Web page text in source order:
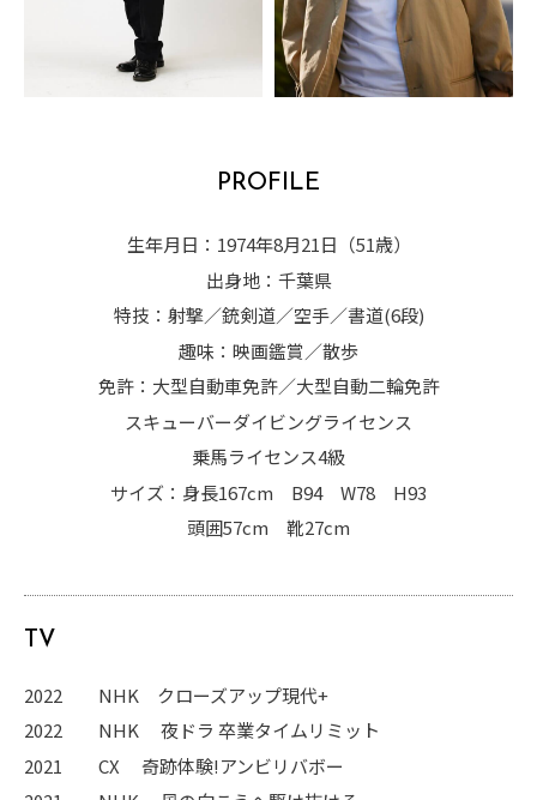
PROFILE
生年月日：1974年8月21日（51歳）
出身地：千葉県
特技：射撃／銃剣道／空手／書道(6段)
趣味：映画鑑賞／散歩
免許：大型自動車免許／大型自動二輪免許
スキューバーダイビングライセンス
乗馬ライセンス4級
サイズ：身長167cm B94 W78 H93
頭囲57cm 靴27cm
TV
2022 NHK クローズアップ現代+
2022
NHK 夜ドラ 卒業タイムリミット
2021
CX 奇跡体験!アンビリバボー